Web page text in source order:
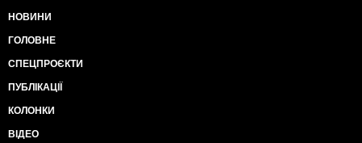
НОВИНИ
ГОЛОВНЕ
СПЕЦПРОЄКТИ
ПУБЛІКАЦІЇ
КОЛОНКИ
ВІДЕО